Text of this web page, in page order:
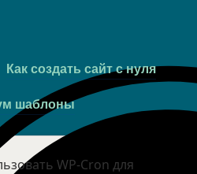
Как создать сайт с нуля
шаблоны
WP-Cron для